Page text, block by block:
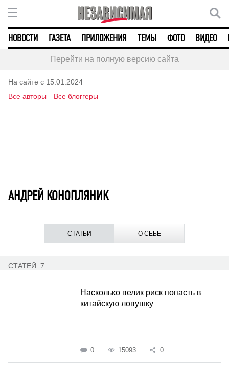
НОВОСТИ ГАЗЕТА ПРИЛОЖЕНИЯ ТЕМЫ ФОТО ВИДЕО
Перейти на полную версию сайта
На сайте с 15.01.2024
Все авторы
Все блоггеры
АНДРЕЙ КОНОПЛЯНИК
СТАТЬИ О СЕБЕ
СТАТЕЙ: 7
Насколько велик риск попасть в
китайскую ловушку
0 15093 0